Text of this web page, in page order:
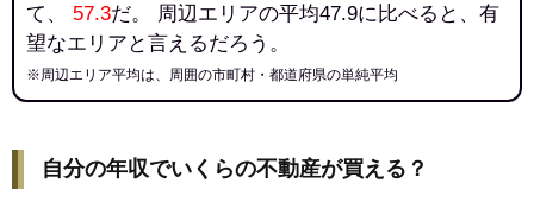
て、 57.3だ。 周辺エリアの平均47.9に比べると、有
望なエリアと言えるだろう。
※周辺エリア平均は、周囲の市町村・都道府県の単純平均
自分の年収でいくらの不動産が買える？